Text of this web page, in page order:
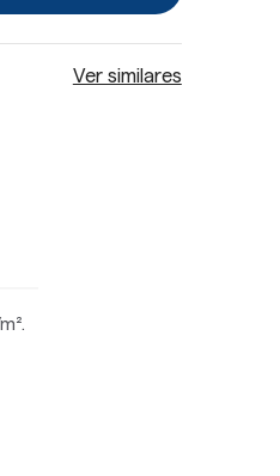
Ver similares